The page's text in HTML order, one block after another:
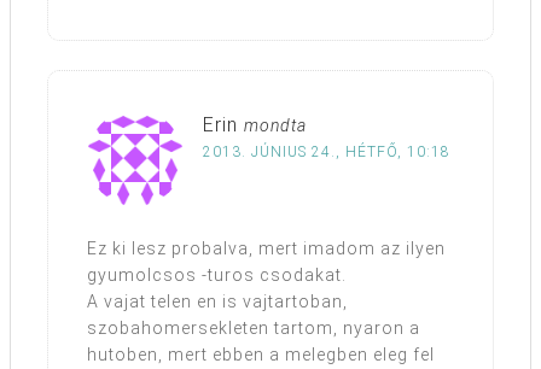
Erin mondta
2013. JÚNIUS 24., HÉTFŐ, 10:18
Ez ki lesz probalva, mert imadom az ilyen
gyumolcsos -turos csodakat.
A vajat telen en is vajtartoban,
szobahomersekleten tartom, nyaron a
hutoben, mert ebben a melegben eleg fel